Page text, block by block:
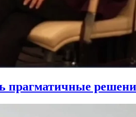
прагматичные